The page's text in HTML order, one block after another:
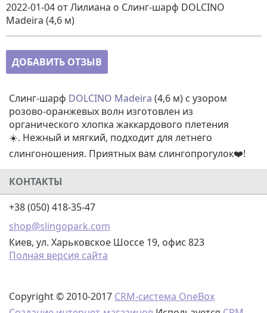
2022-01-04 от Лилиана о Слинг-шарф DOLCINO
Madeira (4,6 м)
ДОБАВИТЬ ОТЗЫВ
Слинг-шарф DOLCINO Madeira (4,6 м) с узором
розово-оранжевых волн изготовлен из
органического хлопка жаккардового плетения
☀️. Нежный и мягкий, подходит для летнего
слингоношения. Приятных вам слингопрогулок❤️!
КОНТАКТЫ
+38 (050) 418-35-47
shop@slingopark.com
Киев, ул. Харьковское Шоссе 19, офис 823
Полная версия сайта
Copyright © 2010-2017 CRM-система OneBox